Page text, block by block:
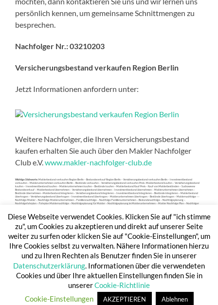
persönlich kennen, um gemeinsame Schnittmengen zu
besprechen.
Nachfolger Nr.: 03210203
Versicherungsbestand verkaufen Region Berlin
Jetzt Informationen anfordern unter:
Weitere Nachfolger, die Ihren Versicherungsbestand
kaufen erhalten Sie auch über den Makler Nachfolger
Club e.V.www.makler-nachfolger-club.de
Wichtige Stichworte:Maklerbestand verkaufen Region Berlin – Bestandsverkauf Region Berlin – Versicherungsbestand verkaufen Berlin – Investmentbestand
verkaufen – Maklerunternehmen verkaufen Berlin – Bestände verkaufen – Versicherungsbestand verkaufen Preis -Maklerbestand kaufen – Versicherungsbestand
kaufen – Investmentbestand kaufen – Maklerunternehmen kaufen – Bestände kaufen – Maklerbestand Kauf Preis – Kauf von Maklerbeständen – Suchoweew
Bestandsverkauf – Maklerbestand übernehmen – Versicherungsbestand übernehmen – Investmentbestand übernehmen – Maklerunternehmen übernehmen –
Bestände übernehmen –Maklerbestand integrieren – Versicherungsbestand integrieren – Investmentbestand integrieren – Bestände integrieren – Maklerbestand
übertragen – Versicherungsbestand übertragen – Investmentbestand übertragen – Maklerunternehmen übertragen – Bestände übertragen – Maklernachfolge ––
Nachfolge Makler – Nachfolge Maklerunternehmen – Familiennachfolge – Nachfolge Familienunternehmen – Bestandsnachfolge – Nachfolgeplanung –
Nachfolgefahrplan – Fahrplan Maklernachfolge – Nachfolgeplanung für Makler – Nachfolgeplanung im Maklerunternehmen – Makler Nachfolge Plan – Nachfolger
Maklerunternehmen – Maklerbestand bewerten – Maklerbestand wert – Unternehmensbewertung – Unternehmenswert – Ertragswertverfahren – Bewertungen.
BESTANDSPARKPLATZ 24 —HOCH ↑
Diese Webseite verwendet Cookies. Klicken Sie auf "ich stimme
zu", um Cookies zu akzeptieren und direkt auf unserer Seite
weiter zu surfen oder klicken Sie auf "Cookie-Einstellungen", um
Ihre Cookies selbst zu verwalten. Nähere Informationen hierzu
und zu Ihren Rechten als Benutzer finden Sie in unserer
Datenschutzerklärung . Informationen über die verwendeten
Cookies und über Ihre aktuellen Einstellungen finden Sie in
unsererCookie-Richtlinie
Cookie-Einstellungen
AKZEPTIEREN Ablehnen